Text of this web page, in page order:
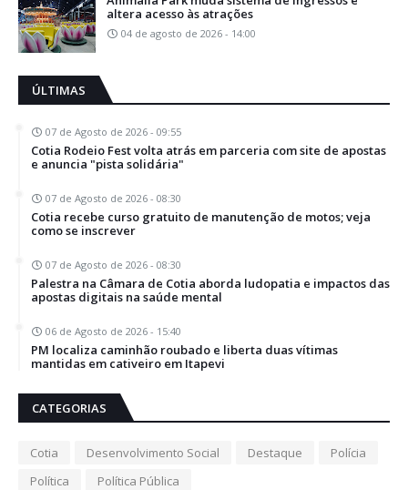
altera acesso às atrações
04 de agosto de 2026 - 14:00
ÚLTIMAS
07 de Agosto de 2026 - 09:55
Cotia Rodeio Fest volta atrás em parceria com site de apostas
e anuncia "pista solidária"
07 de Agosto de 2026 - 08:30
Cotia recebe curso gratuito de manutenção de motos; veja
como se inscrever
07 de Agosto de 2026 - 08:30
Palestra na Câmara de Cotia aborda ludopatia e impactos das
apostas digitais na saúde mental
06 de Agosto de 2026 - 15:40
PM localiza caminhão roubado e liberta duas vítimas
mantidas em cativeiro em Itapevi
CATEGORIAS
Cotia Desenvolvimento Social Destaque
Polícia
Política
Política Pública